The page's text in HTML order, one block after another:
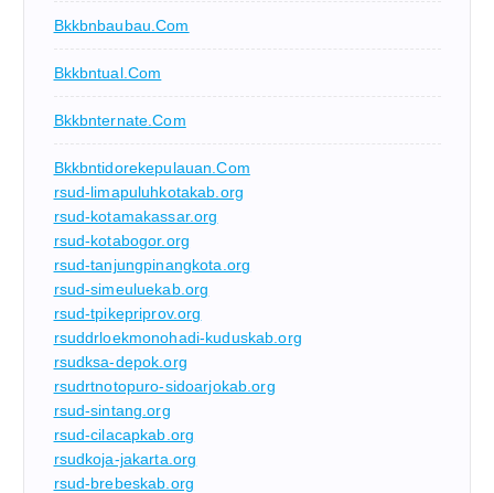
Bkkbnbaubau.com
Bkkbntual.com
Bkkbnternate.com
Bkkbntidorekepulauan.com
rsud-limapuluhkotakab.org
rsud-kotamakassar.org
rsud-kotabogor.org
rsud-tanjungpinangkota.org
rsud-simeuluekab.org
rsud-tpikepriprov.org
rsuddrloekmonohadi-kuduskab.org
rsudksa-depok.org
rsudrtnotopuro-sidoarjokab.org
rsud-sintang.org
rsud-cilacapkab.org
rsudkoja-jakarta.org
rsud-brebeskab.org